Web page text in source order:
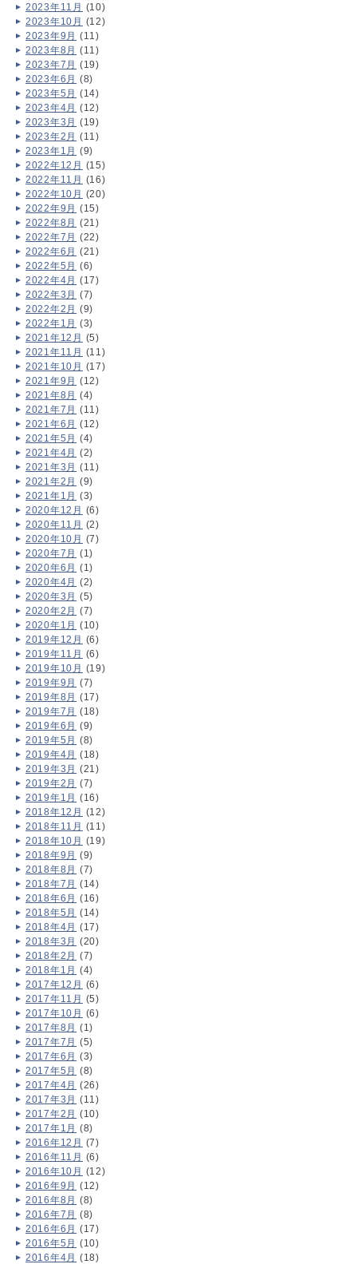
2023年11月 (10)
2023年10月 (12)
2023年9月 (11)
2023年8月 (11)
2023年7月 (19)
2023年6月 (8)
2023年5月 (14)
2023年4月 (12)
2023年3月 (19)
2023年2月 (11)
2023年1月 (9)
2022年12月 (15)
2022年11月 (16)
2022年10月 (20)
2022年9月 (15)
2022年8月 (21)
2022年7月 (22)
2022年6月 (21)
2022年5月 (6)
2022年4月 (17)
2022年3月 (7)
2022年2月 (9)
2022年1月 (3)
2021年12月 (5)
2021年11月 (11)
2021年10月 (17)
2021年9月 (12)
2021年8月 (4)
2021年7月 (11)
2021年6月 (12)
2021年5月 (4)
2021年4月 (2)
2021年3月 (11)
2021年2月 (9)
2021年1月 (3)
2020年12月 (6)
2020年11月 (2)
2020年10月 (7)
2020年7月 (1)
2020年6月 (1)
2020年4月 (2)
2020年3月 (5)
2020年2月 (7)
2020年1月 (10)
2019年12月 (6)
2019年11月 (6)
2019年10月 (19)
2019年9月 (7)
2019年8月 (17)
2019年7月 (18)
2019年6月 (9)
2019年5月 (8)
2019年4月 (18)
2019年3月 (21)
2019年2月 (7)
2019年1月 (16)
2018年12月 (12)
2018年11月 (11)
2018年10月 (19)
2018年9月 (9)
2018年8月 (7)
2018年7月 (14)
2018年6月 (16)
2018年5月 (14)
2018年4月 (17)
2018年3月 (20)
2018年2月 (7)
2018年1月 (4)
2017年12月 (6)
2017年11月 (5)
2017年10月 (6)
2017年8月 (1)
2017年7月 (5)
2017年6月 (3)
2017年5月 (8)
2017年4月 (26)
2017年3月 (11)
2017年2月 (10)
2017年1月 (8)
2016年12月 (7)
2016年11月 (6)
2016年10月 (12)
2016年9月 (12)
2016年8月 (8)
2016年7月 (8)
2016年6月 (17)
2016年5月 (10)
2016年4月 (18)